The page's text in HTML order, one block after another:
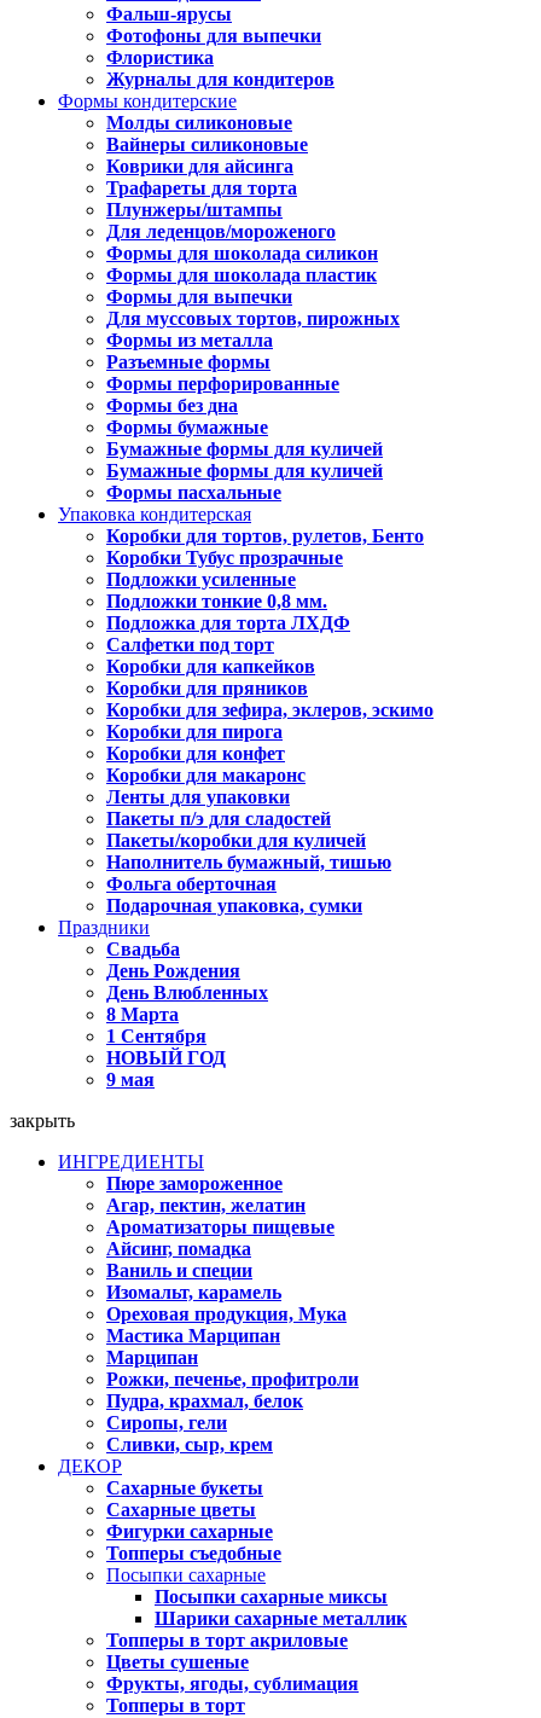
Фальш-ярусы
Фотофоны для выпечки
Флористика
Журналы для кондитеров
Формы кондитерские
Молды силиконовые
Вайнеры силиконовые
Коврики для айсинга
Трафареты для торта
Плунжеры/штампы
Для леденцов/мороженого
Формы для шоколада силикон
Формы для шоколада пластик
Формы для выпечки
Для муссовых тортов, пирожных
Формы из металла
Разъемные формы
Формы перфорированные
Формы без дна
Формы бумажные
Бумажные формы для куличей
Бумажные формы для куличей
Формы пасхальные
Упаковка кондитерская
Коробки для тортов, рулетов, Бенто
Коробки Тубус прозрачные
Подложки усиленные
Подложки тонкие 0,8 мм.
Подложка для торта ЛХДФ
Салфетки под торт
Коробки для капкейков
Коробки для пряников
Коробки для зефира, эклеров, эскимо
Коробки для пирога
Коробки для конфет
Коробки для макаронс
Ленты для упаковки
Пакеты п/э для сладостей
Пакеты/коробки для куличей
Наполнитель бумажный, тишью
Фольга оберточная
Подарочная упаковка, сумки
Праздники
Свадьба
День Рождения
День Влюбленных
8 Марта
1 Сентября
НОВЫЙ ГОД
9 мая
закрыть
ИНГРЕДИЕНТЫ
Пюре замороженное
Агар, пектин, желатин
Ароматизаторы пищевые
Айсинг, помадка
Ваниль и специи
Изомальт, карамель
Ореховая продукция, Мука
Мастика Марципан
Марципан
Рожки, печенье, профитроли
Пудра, крахмал, белок
Сиропы, гели
Сливки, сыр, крем
ДЕКОР
Сахарные букеты
Сахарные цветы
Фигурки сахарные
Топперы съедобные
Посыпки сахарные
Посыпки сахарные миксы
Шарики сахарные металлик
Топперы в торт акриловые
Цветы сушеные
Фрукты, ягоды, сублимация
Топперы в торт